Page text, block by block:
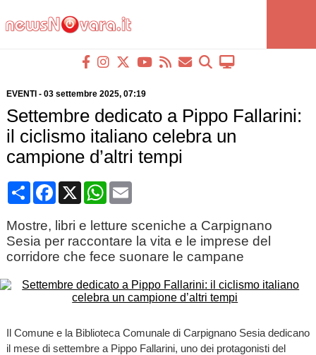
EVENTI - 03 settembre 2025, 07:19
Settembre dedicato a Pippo Fallarini:
il ciclismo italiano celebra un
campione d’altri tempi
CondividiFacebook
X WhatsApp
Email
Mostre, libri e letture sceniche a Carpignano
Sesia per raccontare la vita e le imprese del
corridore che fece suonare le campane
Il Comune e la Biblioteca Comunale di Carpignano Sesia dedicano
il mese di settembre a Pippo Fallarini, uno dei protagonisti del